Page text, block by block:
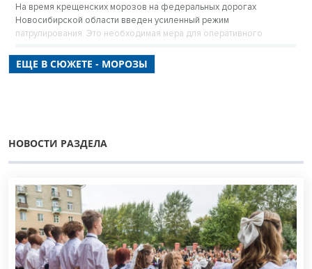
На время крещенских морозов на федеральных дорогах
Новосибирской области введен усиленный режим
патрулирования. Это необходимая мера для оперативного
обеспечения бесперебойного проезда.
ЕЩЕ В СЮЖЕТЕ - МОРОЗЫ
НОВОСТИ РАЗДЕЛА